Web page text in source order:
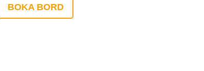
BOKA BORD